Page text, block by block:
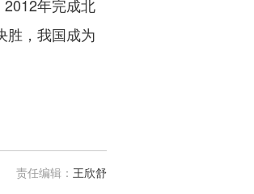
年完成北
胜，我国成为
责任编辑： 王欣舒